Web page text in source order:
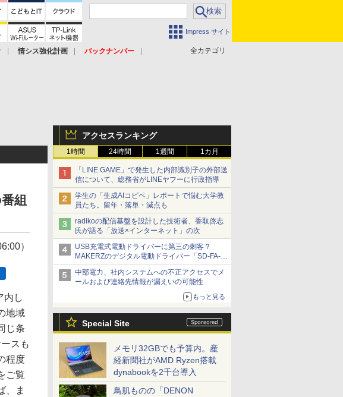
Impress サイト
全カテゴリ
情シス強化計画
バックナンバー
アクセスランキング
1時間 24時間 1週間 1カ月
「LINE GAME」で発生した内部識別子の外部送
信について、総務省がLINEヤフーに行政指導
学生の「生成AIコピペ」レポートで悩む大学教
員たち。留年・落単・減点も
radikoの配信基盤を設計した技術者、香取啓志
氏が語る「放送×インターネット」の次
USB充電式電動ドライバーに第三の刺客？
MAKERZのデジタル電動ドライバー「SD-FA-
2000L」を、ベッセル、パナソニックと比較し
てみた 【テレワークグッズ・ミニレビュー 第
165回】
中部電力、社内システムへの不正アクセスでメ
ールおよび連絡先情報が漏えいの可能性
もっと見る
Special Site
メモリ32GBでも予算内。産
経新聞社がAMD Ryzen搭載
dynabookを2千台導入
鳥肌ものの「DENON
組
）
内し
地域
じ条
スも
程度
ご覧
、ま